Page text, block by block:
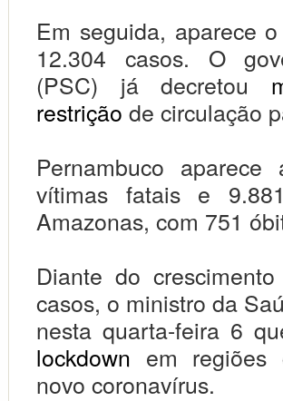
Em seguida, aparece
12.304 casos. O
(PSC) já decretou
restrição de circulação
Pernambuco
vítimas fatais e
Amazonas, com 751
Diante do
casos, o ministro da
nesta quarta-feira 6
lockdown em regiões
novo coronavírus.